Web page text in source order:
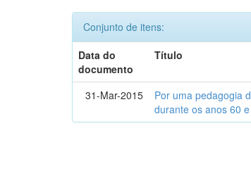
Conjunto de itens:
Data do
documento
Título
31-Mar-2015
Por uma pedagogia
durante os anos 60